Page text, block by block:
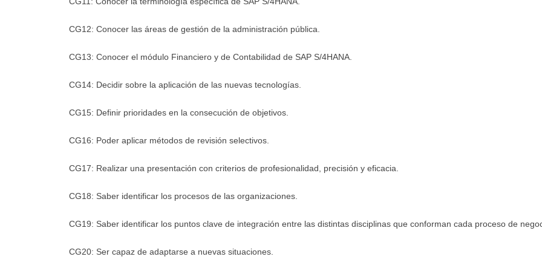
CG12: Conocer las áreas de gestión de la administración pública.
CG13: Conocer el módulo Financiero y de Contabilidad de SAP S/4HANA.
CG14: Decidir sobre la aplicación de las nuevas tecnologías.
CG15: Definir prioridades en la consecución de objetivos.
CG16: Poder aplicar métodos de revisión selectivos.
CG17: Realizar una presentación con criterios de profesionalidad, precisión y eficacia.
CG18: Saber identificar los procesos de las organizaciones.
CG19: Saber identificar los puntos clave de integración entre las distintas disciplinas que conforman cada proceso de
CG20: Ser capaz de adaptarse a nuevas situaciones.